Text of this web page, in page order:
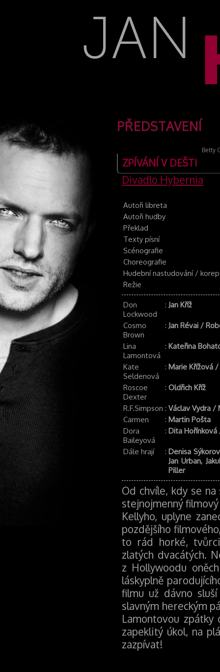
PŘEDSTAVENÍ
Betty
ZPÍVÁNÍ V DEŠTI
Divadlo Hybernia
Autoři libreta
Autoři hudby
Překlad
Texty písní
Scénografie
Choreografie
Hudební nastudování /
Režie
Don
Lockwood
: Jan Kříž
Cosmo
Brown
: Jan Révai /
Lina
Lamontová
: Kateřina
Kate
Seldenová
: Marie Křížová
Roscoe
Dexter
: Oldřich Kříž
R.F.Simpson : Václav Vydra /
Carmen
: Martin Pošta
Dora
Baileyová
: Dita
Dále hrají : Denisa
Jan Urban,
Piller
Od chvíle, kdy se
stejnojmenný
Kellyho, uplyne
pozdějšího
to rád horké,
zlatých dvacátých.
z Hollywoodu
láskyplně
filmu už dávno
slavným hereckým
Lamontovou
zapeklitý úkol, na
zazpívat!